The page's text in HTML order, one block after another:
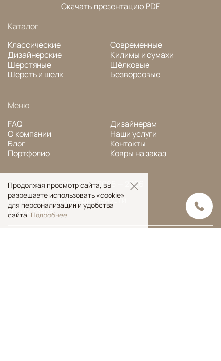
Скачать презентацию PDF
Каталог
Классические
Дизайнерские
Шерстяные
Шерсть и шёлк
Современные
Килимы и сумахи
Шёлковые
Безворсовые
Меню
FAQ
О компании
Блог
Портфолио
Дизайнерам
Наши услуги
Контакты
Ковры на заказ
© Ansy Carpet Company 2005 — 2026
Политика конфиденциальности
Поиск ковра
Продолжая просмотр сайта, вы
разрешаете использовать «cookie»
для персонализации и удобства
сайта. Подробнее